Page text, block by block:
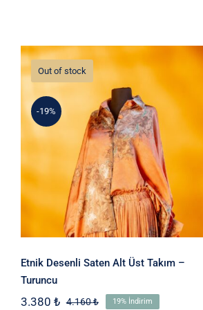
Out of stock
-19%
Etnik Desenli Saten Alt
Üst Takım – Turuncu
Etnik Desenli Saten Alt Üst Takım –
Turuncu
4.160₺
3.380 ₺ 19% İndirim